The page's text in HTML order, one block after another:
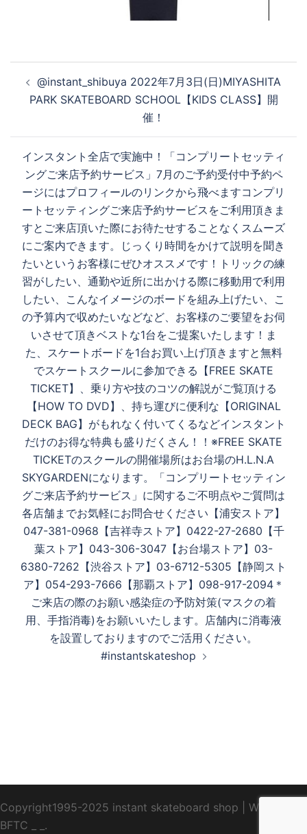
シ
ョ
ン
@instant_shibuya 2022年7月3日(日)MIYASHITA
PARK SKATEBOARD SCHOOL【KIDS CLASS】開
催！
インスタント全店で実施中！「コンプリートセッティ
ングご来店予約サービス」7月のご予約受付中予約ペ
ージにはプロフィールのリンクから飛べますコンプリ
ートセッティングご来店予約サービスをご利用頂きま
すとご来店頂いた際にお待たせすることなくスムーズ
にご案内できます。じっくり時間をかけて説明を聞き
たいというお客様にぜひオススメです！トリックの練
習がしたい、通勤や近所に出かける際に移動用で利用
したい、こんなイメージのボードを組み上げたい、こ
の予算内で収めたいなどなど、お客様のご要望をお伺
いさせて頂きベストな1台をご提案いたします！ま
た、スケートボードを1台お買い上げ頂きますと無料
でスケートスクールに参加できる【FREE SKATE
TICKET】、乗り方や技のコツの解説がご覧頂ける
【HOW TO DVD】、持ち運びに便利な【ORIGINAL
DECK BAG】がもれなく付いてくるなどインスタント
だけのお得な特典も盛りだくさん！！※FREE SKATE
TICKETのスクールの開催場所はお台場のH.L.N.A
SKYGARDENになります。「コンプリートセッティン
グご来店予約サービス」に関するご不明点やご質問は
各店舗までお気軽にお問合せください【浦安ストア】
047-381-0968【吉祥寺ストア】0422-27-2680【千
葉ストア】043-306-3047【お台場ストア】03-
6380-7262【渋谷ストア】03-6712-5305【静岡スト
ア】054-293-7666【那覇ストア】098-917-2094＊
ご来店の際のお願い感染症の予防対策(マスクの着
用、手指消毒)をお願いいたします。店舗内に消毒液
を設置しておりますのでご活用ください。
#instantskateshop
Copyright1995-2025 instant skateboard shop
WebDesign
BFTC _ _.